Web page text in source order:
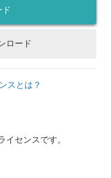
ド
ロード
スとは？
センスです。